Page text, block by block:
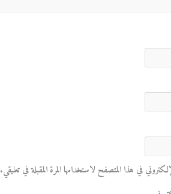
في هذا المتصفح لاستخدامها المرة المقبلة في تعليقي.